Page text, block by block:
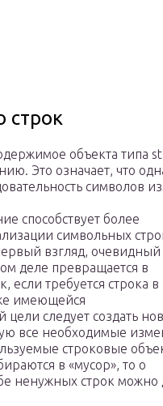
строк
объекта типа
Это означает, что
символов
способствует более
символьных
взгляд, очевидный
деле превращается в
если требуется строка в
имеющейся
цели следует создать
все необходимые
строковые
в «мусор», то о
ненужных строк можно